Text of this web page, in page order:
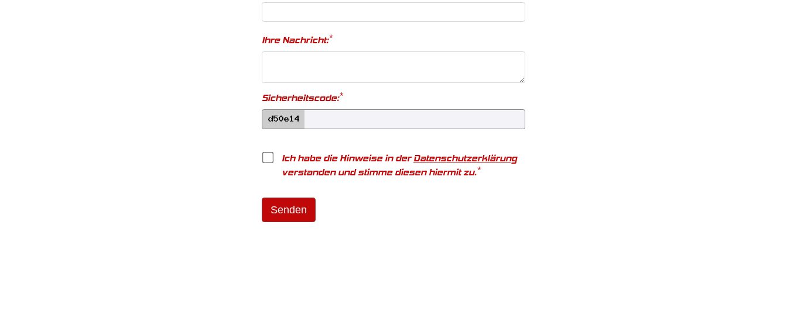
Ihre Nachricht:*
Sicherheitscode:*
Ich habe die Hinweise in derDatenschutzerklärung
verstanden und stimme diesen hiermit zu.*